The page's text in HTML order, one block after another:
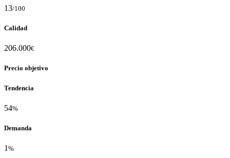
13/100
Calidad
206.000€
Precio objetivo
Tendencia
54%
Demanda
1 %